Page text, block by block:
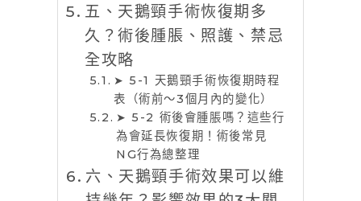
五、天鵝頸手術恢復期多
久？術後腫脹、照護、禁忌
全攻略
➤ 5-1 天鵝頸手術恢復期時程
表（術前～3個月內的變化）
➤ 5-2 術後會腫脹嗎？這些行
為會延長恢復期！術後常見
NG行為總整理
六、天鵝頸手術效果可以維